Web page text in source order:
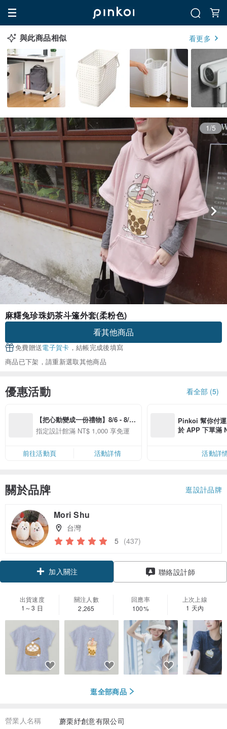
與此商品相似 看更多
1/5
麻糬兔珍珠奶茶斗篷外套(柔粉色)
看其他商品
免費贈送電子賀卡 ，結帳完成後填寫
商品已下架，請重新選取其他商品
優惠活動 看全部 (5)
【把心動變成一份禮物】8/6 - 8/20
精選品牌全館滿 NT$1,000 免運
指定設計館滿 NT$ 1,000 享免運
前往活動頁 活動詳情
Pinkoi 幫你付
於 APP 下單滿
活動詳
關於品牌 逛設計品牌
Mori Shu
台灣
5 (437)
加入關注 聯絡設計師
出貨速度
1～3 日
關注人數
2,265
回應率
100%
上次上線
1 天內
逛全部商品
營業人名稱
蘑栗紓創意有限公司